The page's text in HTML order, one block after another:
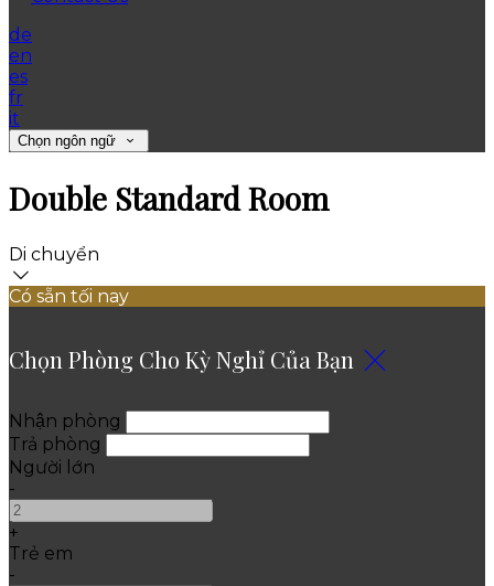
de
en
es
fr
it
Chọn ngôn ngữ
Double Standard Room
Di chuyển
Có sẵn tối nay
Chọn Phòng Cho Kỳ Nghỉ Của Bạn
Nhận phòng
Trả phòng
Người lớn
-
+
Trẻ em
-